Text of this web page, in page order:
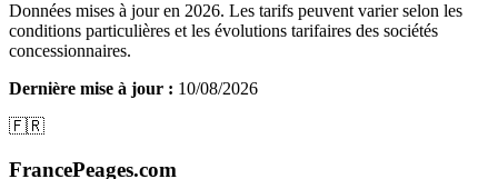
Données mises à jour en 2026. Les tarifs peuvent varier selon les
conditions particulières et les évolutions tarifaires des sociétés
concessionnaires.
Dernière mise à jour : 10/08/2026
🇫🇷
FrancePeages.com